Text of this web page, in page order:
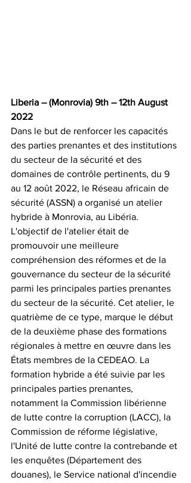
Liberia – (Monrovia) 9th – 12th August
2022
Dans le but de renforcer les capacités
des parties prenantes et des institutions
du secteur de la sécurité et des
domaines de contrôle pertinents, du 9
au 12 août 2022, le Réseau africain de
sécurité (ASSN) a organisé un atelier
hybride à Monrovia, au Libéria.
L'objectif de l'atelier était de
promouvoir une meilleure
compréhension des réformes et de la
gouvernance du secteur de la sécurité
parmi les principales parties prenantes
du secteur de la sécurité. Cet atelier, le
quatrième de ce type, marque le début
de la deuxième phase des formations
régionales à mettre en œuvre dans les
États membres de la CEDEAO. La
formation hybride a été suivie par les
principales parties prenantes,
notamment la Commission libérienne
de lutte contre la corruption (LACC), la
Commission de réforme législative,
l'Unité de lutte contre la contrebande et
les enquêtes (Département des
douanes), le Service national d'incendie